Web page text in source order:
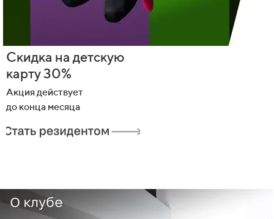
Приведите друга,
получите подарок!
Акция действует
до конца месяца